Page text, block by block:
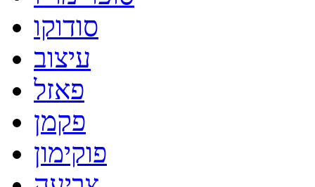
סודוקו
עיצוב
פאזל
פקמן
פוקימון